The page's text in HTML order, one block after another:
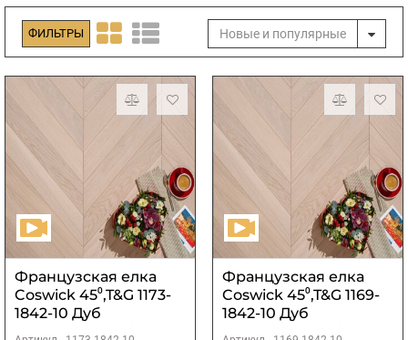
Новые и популярные
ФИЛЬТРЫ
Французская елка
Coswick 45⁰,T&G 1173-
1842-10 Дуб
Акварельный белый
Французская елка
Coswick 45⁰,T&G 1169-
1842-10 Дуб
Акварельный белый